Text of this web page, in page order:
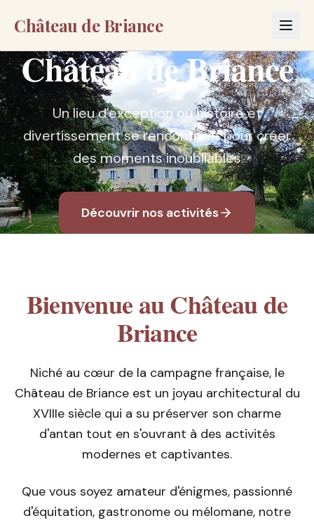
Château de Briance
Château de Briance
Un lieu d'exception où histoire et
divertissement se rencontrent pour créer
des moments inoubliables
Découvrir nos activités
Bienvenue au Château de
Briance
Niché au cœur de la campagne française, le
Château de Briance est un joyau architectural du
XVIIIe siècle qui a su préserver son charme
d'antan tout en s'ouvrant à des activités
modernes et captivantes.
Que vous soyez amateur d'énigmes, passionné
d'équitation, gastronome ou mélomane, notre